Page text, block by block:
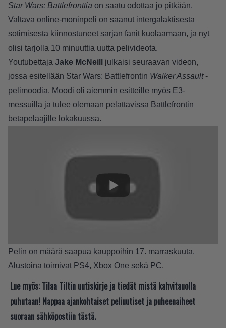
Star Wars: Battlefronttia on saatu odottaa jo pitkään.
Valtava online-moninpeli on saanut intergalaktisesta
sotimisesta kiinnostuneet sarjan fanit kuolaamaan, ja nyt
olisi tarjolla 10 minuuttia uutta pelivideota.
Youtubettaja Jake McNeill
julkaisi seuraavan videon,
jossa esitellään Star Wars: Battlefrontin Walker Assault-
pelimoodia. Moodi oli aiemmin esitteille myös E3-
messuilla ja tulee olemaan pelattavissa Battlefrontin
betapelaajille lokakuussa.
Pelin on määrä saapua kauppoihin 17. marraskuuta.
Alustoina toimivat PS4, Xbox One sekä PC.
Lue myös: Tilaa Tiltin uutiskirje ja tiedät mistä kahvitauolla
puhutaan! Nappaa ajankohtaiset peliuutiset ja puheenaiheet
suoraan sähköpostiin tästä.